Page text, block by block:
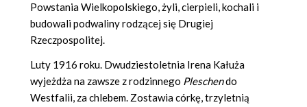
Powstania Wielkopolskiego, żyli, cierpieli, kochali i
budowali podwaliny rodzącej się Drugiej
Rzeczpospolitej.
Luty 1916 roku. Dwudziestoletnia Irena Kałuża
wyjeżdża na zawsze z rodzinnego Pleschendo
Westfalii, za chlebem. Zostawia córkę, trzyletnią